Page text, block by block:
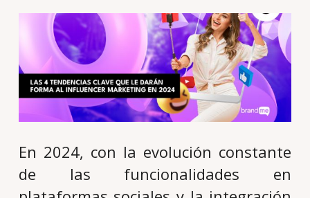
En 2024, con la evolución constante
de las funcionalidades en